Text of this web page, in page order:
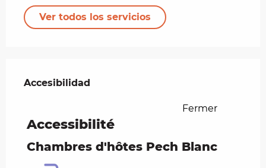
Ver todos los servicios
Accesibilidad
Accesibilidad
Fermer
Accessibilité
Chambres d'hôtes Pech Blanc